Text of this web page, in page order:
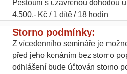
Pěstouni s uzavřenou dohodou
4.500,- Kč / 1 dítě / 18 hodin
Storno podmínky:
Z vícedenního semináře je
před jeho konáním bez storno
odhlášení bude účtován storno